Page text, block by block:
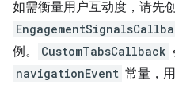
如需衡量用户互动度，请先
例。
CustomTabsCallback
navigationEvent 常量，